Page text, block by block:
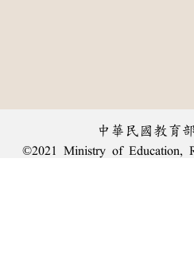
中華民國教育
©2021 Ministry of Education,